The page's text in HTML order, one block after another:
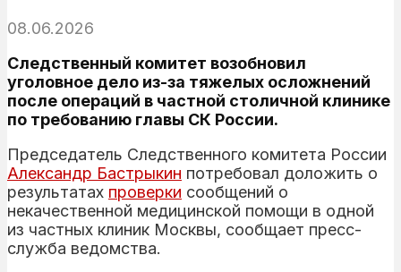
08.06.2026
Следственный комитет возобновил
уголовное дело из-за тяжелых осложнений
после операций в частной столичной клинике
по требованию главы СК России.
Председатель Следственного комитета России
Александр Бастрыкин потребовал доложить о
результатах проверки сообщений о
некачественной медицинской помощи в одной
из частных клиник Москвы, сообщает пресс-
служба ведомства.